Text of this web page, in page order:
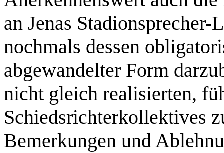
an Jenas
nochmals dessen
abgewandelter Form
nicht gleich realisierten,
Schiedsrichterkollektives
Bemerkungen und